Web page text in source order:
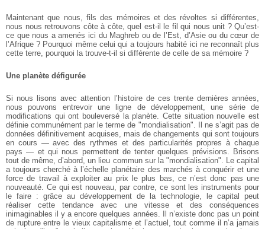
Maintenant que nous, fils des mémoires et des révoltes si différentes,
nous nous retrouvons côte à côte, quel est-il le fil qui nous unit ? Qu’est-
ce que nous a amenés ici du Maghreb ou de l’Est, d’Asie ou du cœur de
l’Afrique ? Pourquoi même celui qui a toujours habité ici ne reconnaît plus
cette terre, pourquoi la trouve-t-il si différente de celle de sa mémoire ?
Une planète défigurée
Si nous lisons avec attention l’histoire de ces trente dernières années,
nous pouvons entrevoir une ligne de développement, une série de
modifications qui ont bouleversé la planète. Cette situation nouvelle est
définie communément par le terme de "mondialisation". Il ne s’agit pas de
données définitivement acquises, mais de changements qui sont toujours
en cours — avec des rythmes et des particularités propres à chaque
pays — et qui nous permettent de tenter quelques prévisions. Brisons
tout de même, d’abord, un lieu commun sur la "mondialisation". Le capital
a toujours cherché à l’échelle planétaire des marchés à conquérir et une
force de travail à exploiter au prix le plus bas, ce n’est donc pas une
nouveauté. Ce qui est nouveau, par contre, ce sont les instruments pour
le faire : grâce au développement de la technologie, le capital peut
réaliser cette tendance avec une vitesse et des conséquences
inimaginables il y a encore quelques années. Il n’existe donc pas un point
de rupture entre le vieux capitalisme et l’actuel, tout comme il n’a jamais